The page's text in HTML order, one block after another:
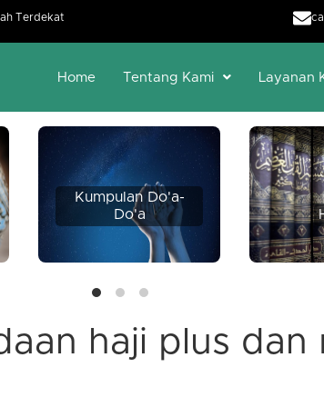
Terdekat
Home Tentang Kami Layanan
Kumpulan Do'a-
Do'a
haji plus dan